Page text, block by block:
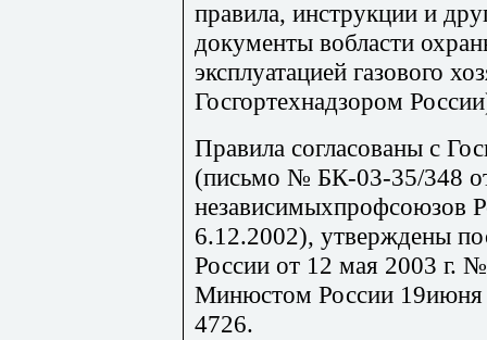
правила, инструкции и
документы вобласти
эксплуатацией газового
Госгортехнадзором
Правила согласованы с
(письмо № БК-03-35/348
независимыхпрофсоюзов
6.12.2002), утверждены
России от 12 мая 2003 г.
Минюстом России 19июня
4726.